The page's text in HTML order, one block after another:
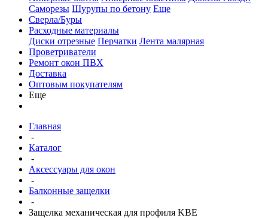
Саморезы Шурупы по бетону Еще
Сверла/Буры
Расходные материалы
Диски отрезные Перчатки Лента малярная
Проветриватели
Ремонт окон ПВХ
Доставка
Оптовым покупателям
Еще
Главная
-
Каталог
-
Аксессуары для окон
-
Балконные защелки
-
Защелка механическая для профиля KBE